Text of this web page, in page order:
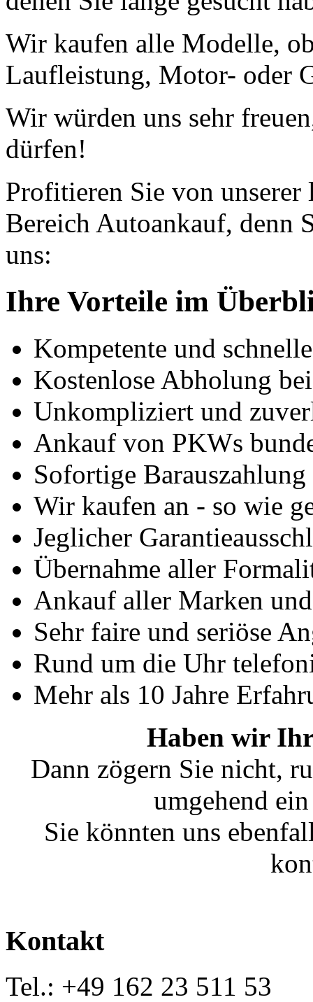
Wir kaufen alle Modelle,
Laufleistung, Motor- oder
Wir würden uns sehr
dürfen!
Profitieren Sie von
Bereich Autoankauf, denn
uns:
Ihre Vorteile im
Kompetente und
Kostenlose Abholung
Unkompliziert und
Ankauf von PKWs
Sofortige
Wir kaufen an - so wie
Jeglicher
Übernahme aller
Ankauf aller Marken
Sehr faire und seriöse
Rund um die Uhr
Mehr als 10 Jahre
Haben wir Ihr
Dann zögern Sie nicht,
umgehend
Sie könnten uns
Kontakt
Tel.: +49 162 23 511 53